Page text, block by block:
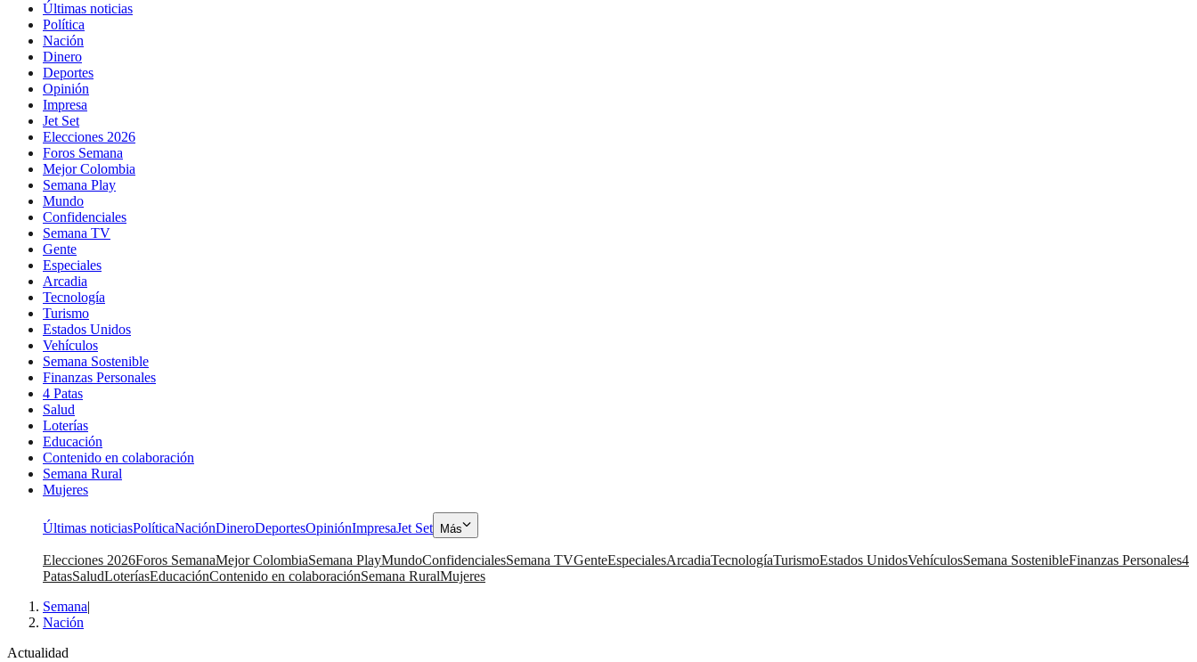
Últimas noticias
Política
Nación
Dinero
Deportes
Opinión
Impresa
Jet Set
Elecciones 2026
Foros Semana
Mejor Colombia
Semana Play
Mundo
Confidenciales
Semana TV
Gente
Especiales
Arcadia
Tecnología
Turismo
Estados Unidos
Vehículos
Semana Sostenible
Finanzas Personales
4 Patas
Salud
Loterías
Educación
Contenido en colaboración
Semana Rural
Mujeres
Últimas noticiasPolíticaNaciónDineroDeportesOpiniónImpresaJet Set Más
Elecciones 2026Foros SemanaMejor ColombiaSemana PlayMundoConfidencialesSemana TVGenteEspecialesArcadiaTecnologíaTurismoEstados UnidosVehículosSemana SostenibleFinanzas Personales4
PatasSaludLoteríasEducaciónContenido en colaboraciónSemana RuralMujeres
Semana|
Nación
Actualidad